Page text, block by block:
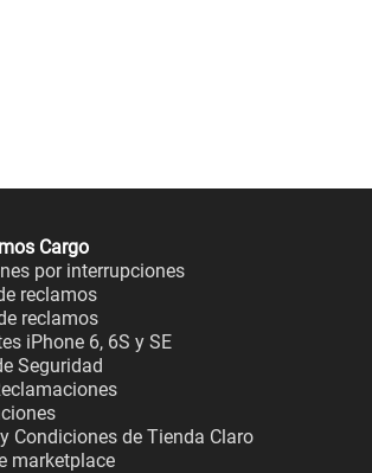
Cargo
por interrupciones
reclamos
reclamos
iPhone 6, 6S y SE
Seguridad
Condiciones de Tienda Claro
marketplace